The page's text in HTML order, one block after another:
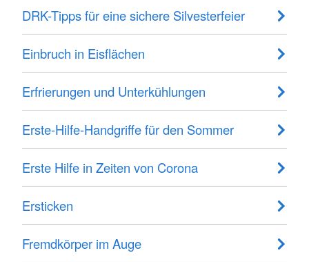
DRK-Tipps für eine sichere Silvesterfeier
Einbruch in Eisflächen
Erfrierungen und Unterkühlungen
Erste-Hilfe-Handgriffe für den Sommer
Erste Hilfe in Zeiten von Corona
Ersticken
Fremdkörper im Auge